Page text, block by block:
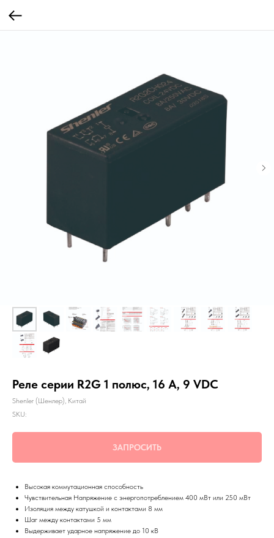
Реле серии R2G 1 полюс, 16 А, 9 VDC
Shenler (Шенлер), Китай
SKU:
ЗАПРОСИТЬ
Высокая коммутационная способность
Чувствительная Напряжение с энергопотреблением 400 мВт или 250 мВт
Изоляция между катушкой и контактами 8 мм
Шаг между контактами 5 мм
Выдерживает ударное напряжение до 10 кВ